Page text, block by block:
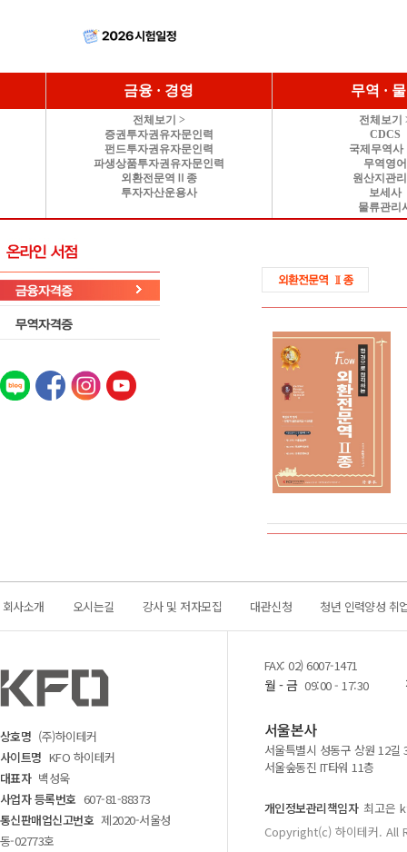
금융 · 경영
전체보기 >
증권투자권유자문인력
펀드투자권유자문인력
파생상품투자권유자문인력
외환전문역Ⅱ종
투자자산운용사
무역 ·
전체보기
CDCS
국제무역사
무역영어
원산지관
보세사
물류관리
회사소개 오시는길 강사 및 저자모집 대관신청 청년 인력양성 취
상호명 (주)하이테커
사이트명 KFO 하이테커
대표자 백성욱
사업자 등록번호 607-81-88373
통신판매업신고번호 제2020-서울성
동-02773호
FAX: 02) 6007-1471
월 - 금 09:00 - 17:30
서울본사
서울특별시 성동구 상원 12길
서울숲동진 IT타워 11층
개인정보관리책임자 최고은
Copyright(c) 하이테커.